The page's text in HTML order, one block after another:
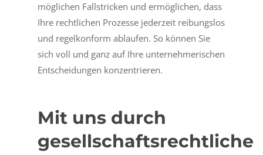
möglichen Fallstricken und ermöglichen, dass
Ihre rechtlichen Prozesse jederzeit reibungslos
und regelkonform ablaufen. So können Sie
sich voll und ganz auf Ihre unternehmerischen
Entscheidungen konzentrieren.
Mit uns durch
gesellschaftsrechtliche